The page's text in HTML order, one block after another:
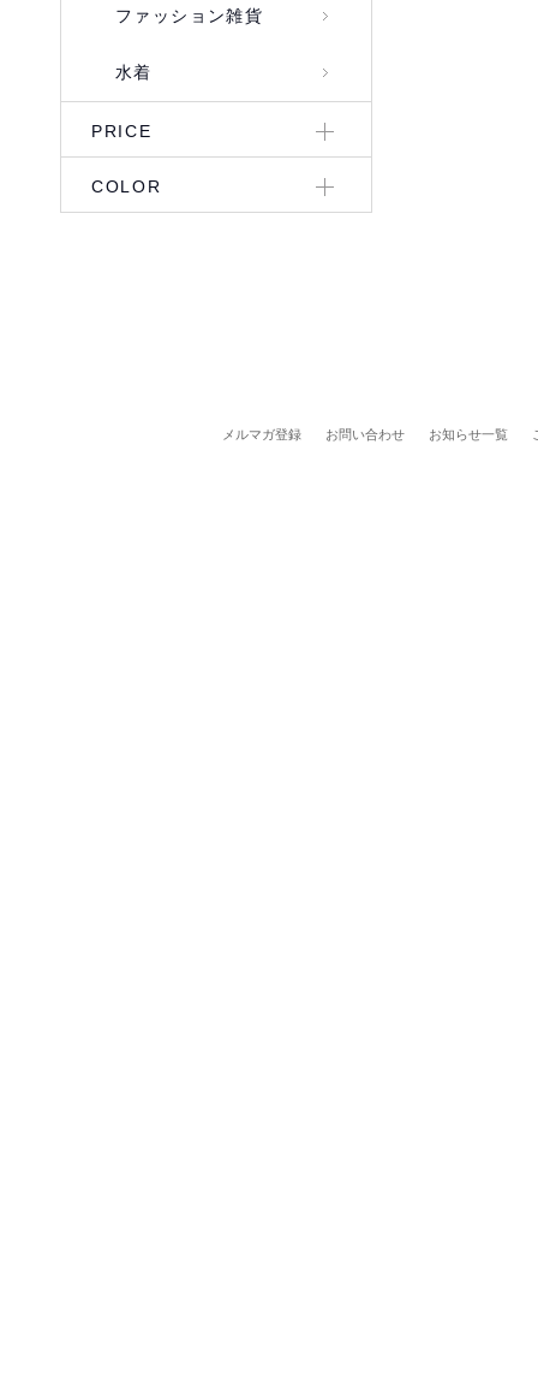
ファッション雑貨
水着
PRICE
COLOR
メルマガ登録 お問い合わせ お知らせ一覧